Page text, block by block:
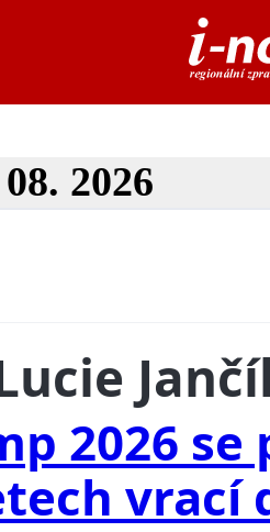
2026
2026 se
vrací